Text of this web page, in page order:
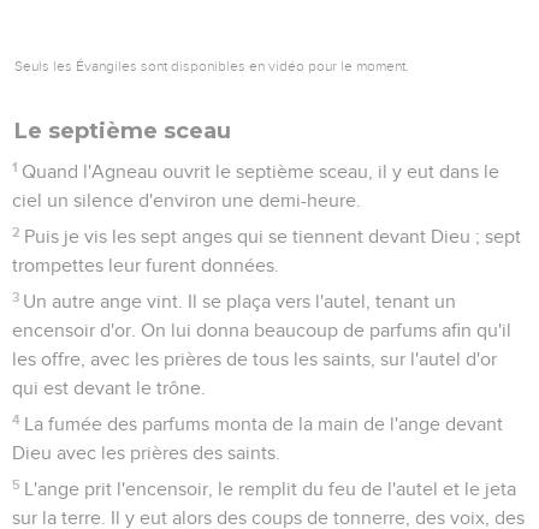
Seuls les Évangiles sont disponibles en vidéo pour le moment.
Le septième sceau
1 Quand l'Agneau ouvrit le septième sceau, il y eut dans le
ciel un silence d'environ une demi-heure.
2 Puis je vis les sept anges qui se tiennent devant Dieu ; sept
trompettes leur furent données.
3 Un autre ange vint. Il se plaça vers l'autel, tenant un
encensoir d'or. On lui donna beaucoup de parfums afin qu'il
les offre, avec les prières de tous les saints, sur l'autel d'or
qui est devant le trône.
4 La fumée des parfums monta de la main de l'ange devant
Dieu avec les prières des saints.
5 L'ange prit l'encensoir, le remplit du feu de l'autel et le jeta
sur la terre. Il y eut alors des coups de tonnerre, des voix, des